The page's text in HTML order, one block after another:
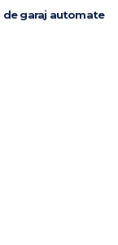
de garaj automate